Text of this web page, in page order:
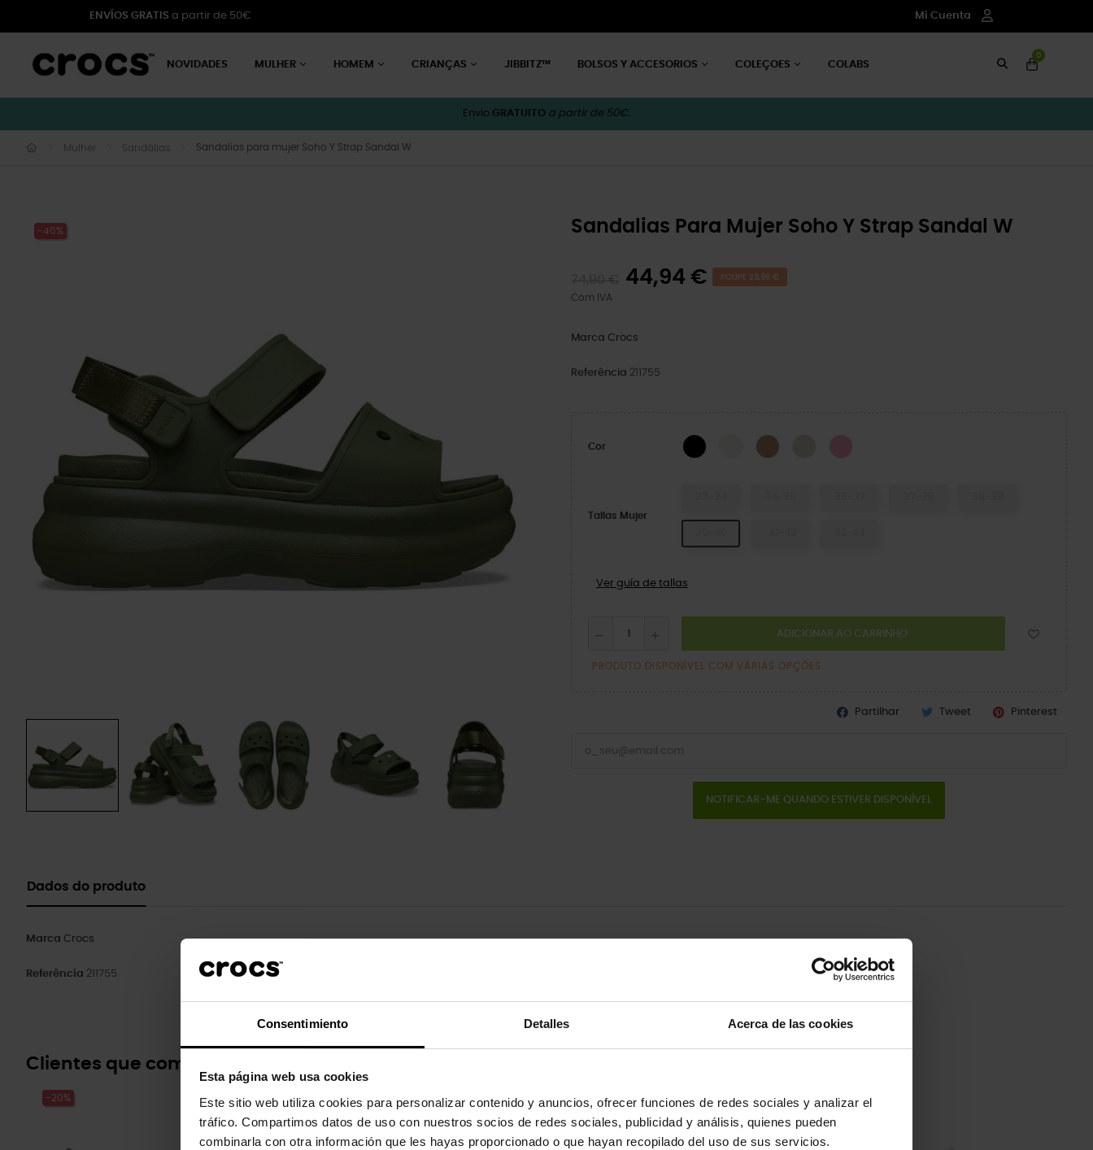
Consentimiento Detalles Acerca de las cookies
Esta página web usa cookies
Este sitio web utiliza cookies para personalizar contenido y anuncios, ofrecer funciones de redes sociales y analizar el
tráfico. Compartimos datos de uso con nuestros socios de redes sociales, publicidad y análisis, quienes pueden
combinarla con otra información que les hayas proporcionado o que hayan recopilado del uso de sus servicios.
ENVÍOS GRATIS a partir de 50€ Mi Cuenta
NOVIDADES MULHER HOMEM CRIANÇAS JIBBITZ™ BOLSOS Y ACCESORIOS COLEÇOES COLABS
0
Envio GRATUITO a partir de 50€.
Mulher Sandálias Sandalias para mujer Soho Y Strap Sandal W
-40% Sandalias Para Mujer Soho Y Strap Sandal W
44,94 € POUPE 29,96 €
Com IVA
Marca Crocs
Referência 211755
Cor BLACK Chalk Sepia
Tallas Mujer
Ver guía de tallas
ADICIONAR AO CARRINHO
PRODUTO DISPONÍVEL COM VÁRIAS OPÇÕES
Partilhar Tweet Pinterest
NOTIFICAR-ME QUANDO ESTIVER DISPONÍVEL
Dados do produto
Marca Crocs
Referência 211755
Clientes que compraram este produto também compraram:
-20% -20% -20%